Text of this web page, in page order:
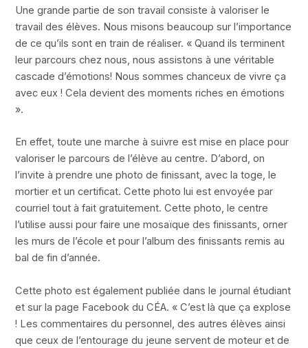
Une grande partie de son travail consiste à valoriser le
travail des élèves. Nous misons beaucoup sur l’importance
de ce qu’ils sont en train de réaliser. « Quand ils terminent
leur parcours chez nous, nous assistons à une véritable
cascade d’émotions! Nous sommes chanceux de vivre ça
avec eux ! Cela devient des moments riches en émotions
».
En effet, toute une marche à suivre est mise en place pour
valoriser le parcours de l’élève au centre. D’abord, on
l’invite à prendre une photo de finissant, avec la toge, le
mortier et un certificat. Cette photo lui est envoyée par
courriel tout à fait gratuitement. Cette photo, le centre
l’utilise aussi pour faire une mosaïque des finissants, orner
les murs de l’école et pour l’album des finissants remis au
bal de fin d’année.
Cette photo est également publiée dans le journal étudiant
et sur la page Facebook du CÉA. « C’est là que ça explose
! Les commentaires du personnel, des autres élèves ainsi
que ceux de l’entourage du jeune servent de moteur et de